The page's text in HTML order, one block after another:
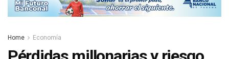
Home Economía